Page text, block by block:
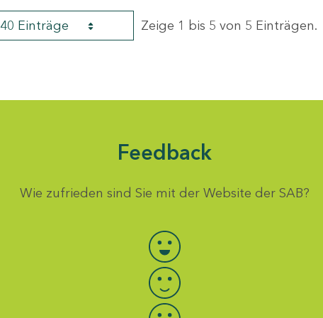
40 Einträge Zeige 1 bis 5 von 5 Einträgen.
Feedback
Wie zufrieden sind Sie mit der Website der SAB?
Bewertung auswählen